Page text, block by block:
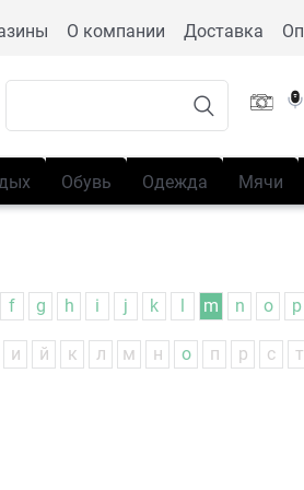
О компании Доставка
Обувь Одежда Мячи
f g h i j k m n o p
и й к л м н о п р с т